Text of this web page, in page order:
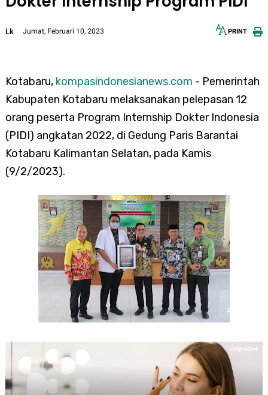
Lk Jumat, Februari 10, 2023 PRINT
Kotabaru, kompasindonesianews.com - Pemerintah
Kabupaten Kotabaru melaksanakan pelepasan 12
orang peserta Program Internship Dokter Indonesia
(PIDI) angkatan 2022, di Gedung Paris Barantai
Kotabaru Kalimantan Selatan, pada Kamis
(9/2/2023).